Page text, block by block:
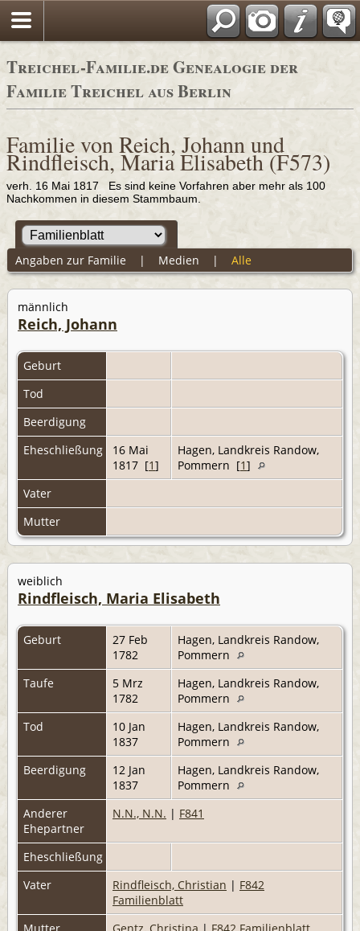
Adressbücher
Treichel-Familie.de Genealogie der
Familie Treichel aus Berlin
Familie von Reich, Johann und
Rindfleisch, Maria Elisabeth (F573)
verh. 16 Mai 1817 Es sind keine Vorfahren aber mehr als 100
Nachkommen in diesem Stammbaum.
Angaben zur Familie | Medien | Alle
männlich
Reich, Johann
Geburt
Tod
Beerdigung
Eheschließung
16 Mai
1817 [1]
Hagen, Landkreis Randow,
Pommern [1]
Vater
Mutter
weiblich
Rindfleisch, Maria Elisabeth
Geburt
27 Feb
1782
Hagen, Landkreis Randow,
Pommern
Taufe
5 Mrz
1782
Hagen, Landkreis Randow,
Pommern
Tod
10 Jan
1837
Hagen, Landkreis Randow,
Pommern
Beerdigung
12 Jan
1837
Hagen, Landkreis Randow,
Pommern
Anderer
Ehepartner
N.N., N.N. | F841
Eheschließung
Vater
Rindfleisch, Christian | F842
Familienblatt
Mutter
Gentz, Christina | F842 Familienblatt